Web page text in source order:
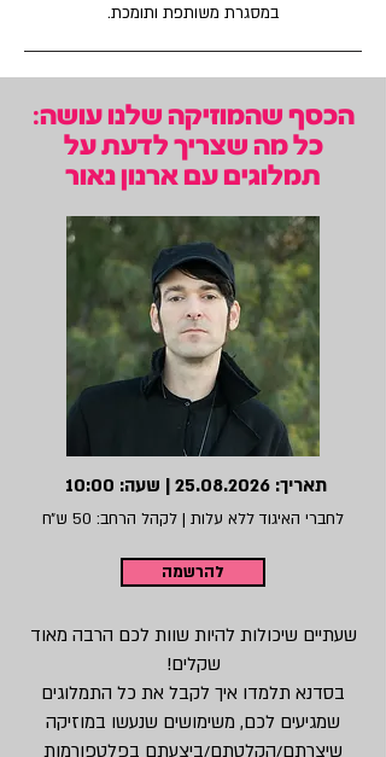
במסגרת משותפת ותומכת.
הכסף שהמוזיקה שלנו עושה:
כל מה שצריך לדעת על
תמלוגים עם ארנון נאור
תאריך:25.08.2026 | שעה: 10:00
לחברי האיגוד ללא עלות | לקהל הרחב: 50 ש״ח
להרשמה
שעתיים שיכולות להיות שוות לכם הרבה מאוד
שקלים!
בסדנא תלמדו איך לקבל את כל התמלוגים
שמגיעים לכם, משימושים שנעשו במוזיקה
שיצרתם/הקלטתם/ביצעתם בפלטפורמות